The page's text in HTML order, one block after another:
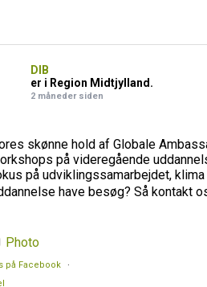
DIB
er i Region Midtjylland.
2 måneder siden
skønne hold af Globale
på videregående
på udviklingssamarbejdet, klima
have besøg? Så kontakt
Photo
på Facebook
·